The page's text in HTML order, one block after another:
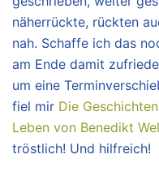
näherrückte, rückten
nah. Schaffe ich das
am Ende damit
um eine
fiel mir Die
Leben von Benedikt
tröstlich! Und hilfreich!